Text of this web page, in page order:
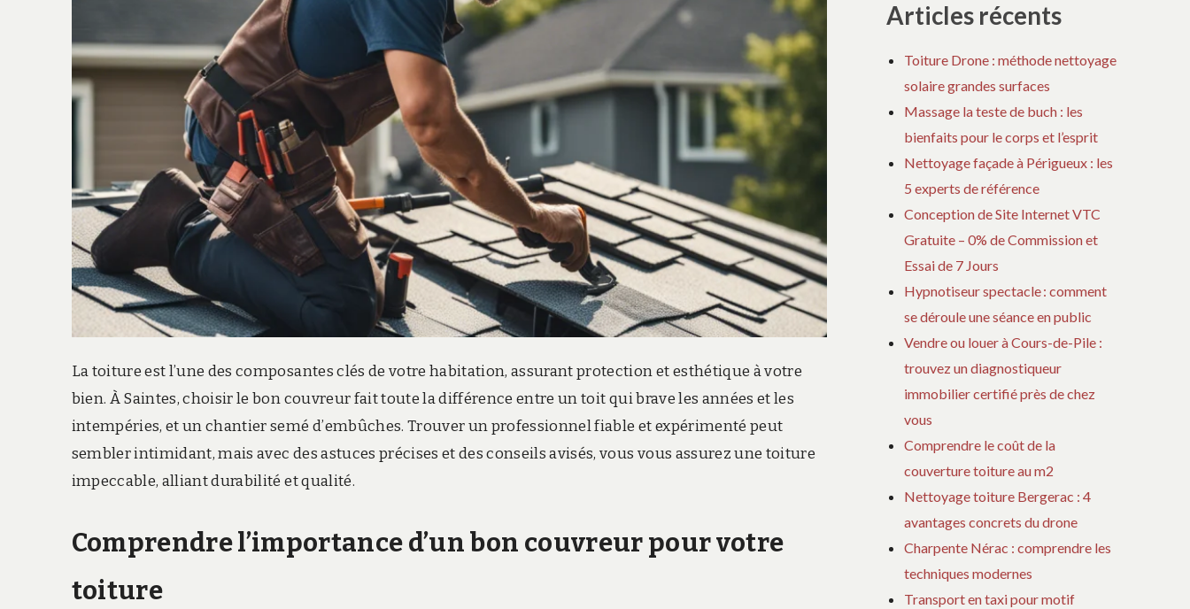
La toiture est l’une des composantes clés de votre habitation, assurant protection et esthétique à votre
bien. À Saintes, choisir le bon couvreur fait toute la différence entre un toit qui brave les années et les
intempéries, et un chantier semé d’embûches. Trouver un professionnel fiable et expérimenté peut
sembler intimidant, mais avec des astuces précises et des conseils avisés, vous vous assurez une toiture
impeccable, alliant durabilité et qualité.
Comprendre l’importance d’un bon couvreur pour votre
toiture
Articles récents
Toiture Drone : méthode nettoyage
solaire grandes surfaces
Massage la teste de buch : les
bienfaits pour le corps et l’esprit
Nettoyage façade à Périgueux : les
5 experts de référence
Conception de Site Internet VTC
Gratuite – 0% de Commission et
Essai de 7 Jours
Hypnotiseur spectacle : comment
se déroule une séance en public
Vendre ou louer à Cours-de-Pile :
trouvez un diagnostiqueur
immobilier certifié près de chez
vous
Comprendre le coût de la
couverture toiture au m2
Nettoyage toiture Bergerac : 4
avantages concrets du drone
Charpente Nérac : comprendre les
techniques modernes
Transport en taxi pour motif